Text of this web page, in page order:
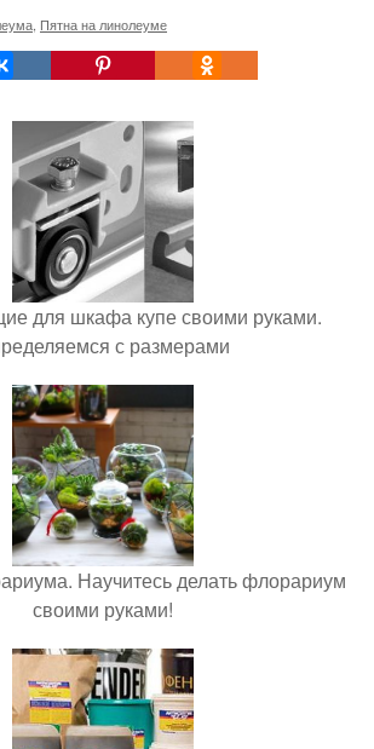
Пятна на линолеуме
для шкафа купе своими руками.
с размерами
Научитесь делать флорариум
своими руками!